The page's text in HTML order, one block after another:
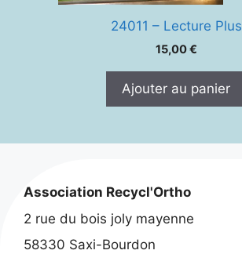
24011 – Lecture Plus
15,00€
Ajouter au panier
Association Recycl'Ortho
2 rue du bois joly mayenne
58330 Saxi-Bourdon